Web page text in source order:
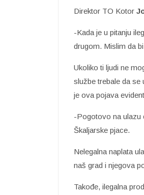
Direktor TO Kotor
-Kada je u pitanju
drugom. Mislim da
Ukoliko ti ljudi ne
službe trebale da se
je ova pojava
-Pogotovo na ulazu
Škaljarske pjace.
Nelegalna naplata
naš grad i njegova
Takođe, ilegalna